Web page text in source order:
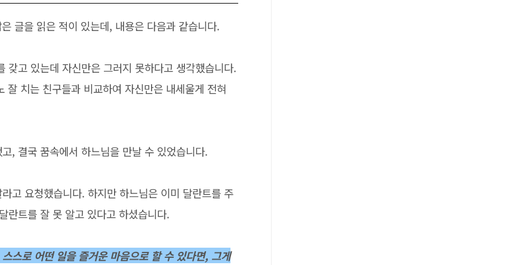
글을 읽은 적이 있는데, 내용은 다음과 같습니다.
갖고 있는데 자신만은 그러지 못하다고 생각했습니다.
치는 친구들과 비교하여 자신만은 내세울게 전혀
, 결국 꿈속에서 하느님을 만날 수 있었습니다.
고 요청했습니다. 하지만 하느님은 이미 달란트를 주
란트를 잘 못 알고 있다고 하셨습니다.
스로 어떤 일을 즐거운 마음으로 할 수 있다면, 그게